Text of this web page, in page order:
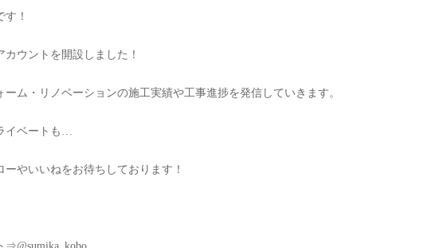
！
カウントを開設しました！
ーム・リノベーションの施工実績や工事進捗を発信していきます。
イベートも…
ーやいいねをお待ちしております！